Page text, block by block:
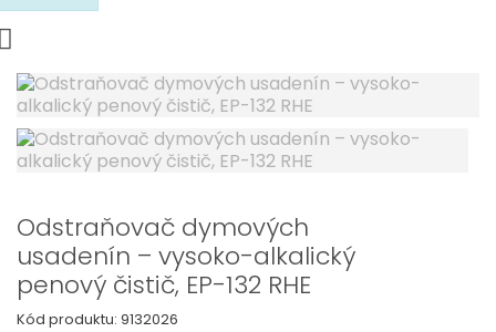
Odstraňovač dymových
usadenín – vysoko-alkalický
penový čistič, EP-132 RHE
Kód produktu: 9132026